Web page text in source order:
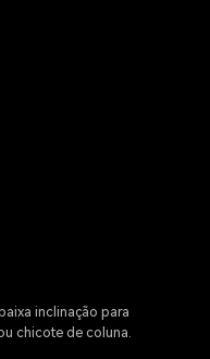
inclinação para
chicote de coluna.